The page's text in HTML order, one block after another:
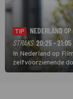
TIP
NEDERLAND
STRAKS 20:25 - 21:05
In Nederland op
zelfvoorzienende
Daniëls de kijkers